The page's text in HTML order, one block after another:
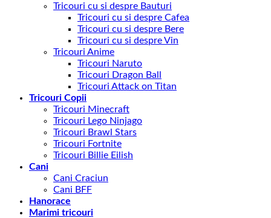
Tricouri cu si despre Bauturi
Tricouri cu si despre Cafea
Tricouri cu si despre Bere
Tricouri cu si despre Vin
Tricouri Anime
Tricouri Naruto
Tricouri Dragon Ball
Tricouri Attack on Titan
Tricouri Copii
Tricouri Minecraft
Tricouri Lego Ninjago
Tricouri Brawl Stars
Tricouri Fortnite
Tricouri Billie Eilish
Cani
Cani Craciun
Cani BFF
Hanorace
Marimi tricouri